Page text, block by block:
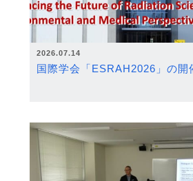
2026.07.14
国際学会「ESRAH2026」の開